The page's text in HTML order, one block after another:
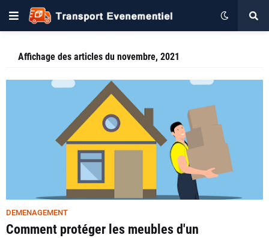
Affichage des articles du novembre, 2021
DEMENAGEMENT
Comment protéger les meubles d'un